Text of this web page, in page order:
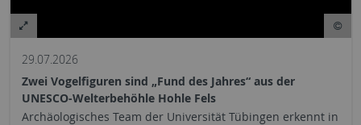
29.07.2026
Zwei Vogelfiguren sind „Fund des Jahres“ aus der
UNESCO-Welterbehöhle Hohle Fels
Archäologisches Team der Universität Tübingen erkennt in